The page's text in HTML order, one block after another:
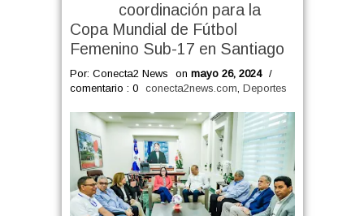
coordinación para la
Copa Mundial de Fútbol
Femenino Sub-17 en Santiago
Por: Conecta2 News on mayo 26, 2024
/
comentario : 0
conecta2news.com, Deportes